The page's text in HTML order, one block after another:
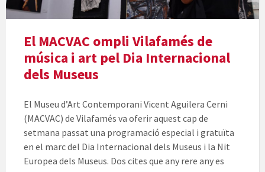
El MACVAC ompli Vilafamés de
música i art pel Dia Internacional
dels Museus
El Museu d’Art Contemporani Vicent Aguilera Cerni
(MACVAC) de Vilafamés va oferir aquest cap de
setmana passat una programació especial i gratuïta
en el marc del Dia Internacional dels Museus i la Nit
Europea dels Museus. Dos cites que any rere any es